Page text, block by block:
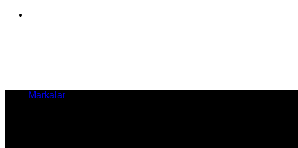
İçeriğe
Markalar